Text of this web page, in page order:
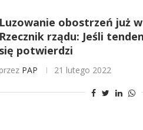
Luzowanie obostrzeń już
Rzecznik rządu: Jeśli
się potwierdzi
przez PAP 21 lutego 2022